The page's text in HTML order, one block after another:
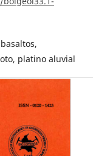
platino aluvial